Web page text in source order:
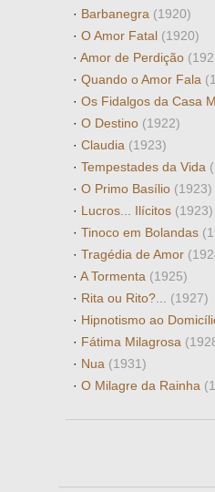
· Barbanegra (1920)
· O Amor Fatal (1920)
· Amor de Perdição
· Quando o Amor Fala
· Os Fidalgos da Casa
· O Destino (1922)
· Claudia (1923)
· Tempestades da Vida
· O Primo Basílio (1923)
· Lucros... Ilícitos (1923)
· Tinoco em Bolandas
· Tragédia de Amor
· A Tormenta (1925)
· Rita ou Rito?... (1927)
· Hipnotismo ao
· Fátima Milagrosa
· Nua (1931)
· O Milagre da Rainha